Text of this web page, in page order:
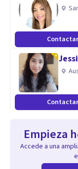
Contactar
Contactar
Empieza
Accede a una